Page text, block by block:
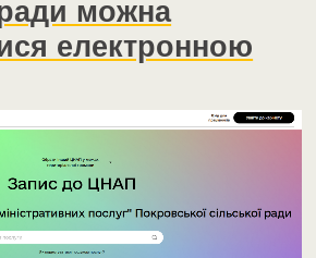
ради можна
електронною